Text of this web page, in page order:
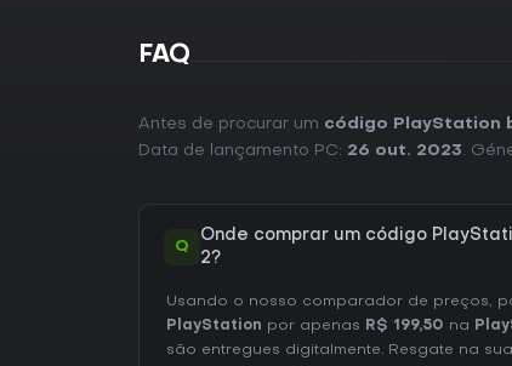
FAQ
Antes de procurar um código PlayStation
Data de lançamento PC: 26 out. 2023.
Q
Onde comprar um código
2?
Usando o nosso comparador de preços,
PlayStation por apenas R$ 199,50 na
são entregues digitalmente. Resgate na